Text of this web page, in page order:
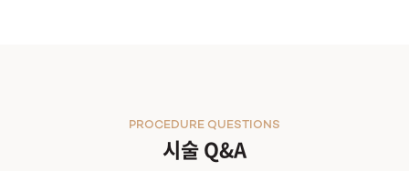
시술 Q&A
PROCEDURE QUESTIONS